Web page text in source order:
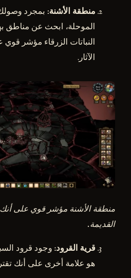
منطقة الأشنة: بمجرد
الموحلة، ابحث عن مناطق
النباتات الزرقاء مؤشر
الآثار.
منطقة الأشنة مؤشر قوي على أنك
القديمة.
قرية القرود: وجود قرود
هو علامة أخرى على أنك